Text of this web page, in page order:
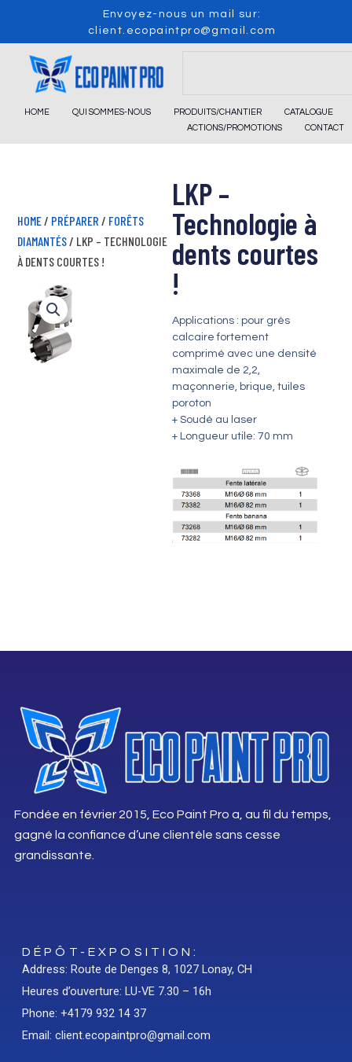
content
Envoyez-nous un mail sur:
client.ecopaintpro@gmail.com
HOME QUI SOMMES-NOUS PRODUITS/CHANTIER
CATALOGUE
ACTIONS/PROMOTIONS
CONTACT
LKP –
Technologie à
dents courtes
!
Applications : pour grès
calcaire fortement
comprimé avec une densité
maximale de 2,2,
maçonnerie, brique, tuiles
poroton
+ Soudé au laser
+ Longueur utile: 70 mm
HOME / PRÉPARER / FORÊTS
DIAMANTÉS / LKP – TECHNOLOGIE
À DENTS COURTES !
Fondée en février 2015, Eco Paint Pro a, au fil du temps,
gagné la confiance d’une clientèle sans cesse
grandissante.
DÉPÔT-EXPOSITION:
Address: Route de Denges 8, 1027 Lonay, CH
Heures d’ouverture: LU-VE 7.30 – 16h
Phone: +4179 932 14 37
Email: client.ecopaintpro@gmail.com